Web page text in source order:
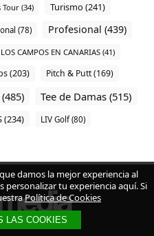
Tour (34) Turismo (241)
(78) Profesional (439)
LOS CAMPOS EN CANARIAS (41)
(203) Pitch & Putt (169)
Tee de Damas (515)
(234) LIV Golf (80)
damos la mejor experiencia al
personalizar tu experiencia aquí. Si
Política de Cookies
LAS COOKIES